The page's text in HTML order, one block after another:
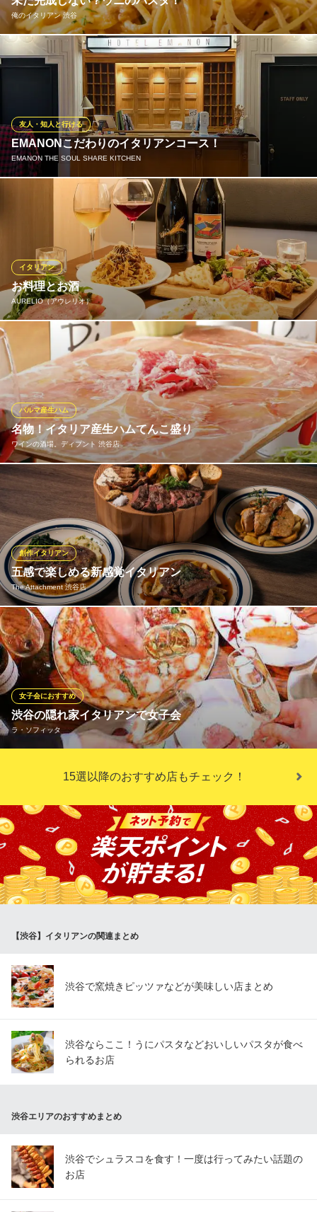
goo ITALIANO グーイタリアーノ 渋谷本店
イタリアンレストラン
ＪＲ渋谷駅東口 徒歩5分
東京都渋谷区渋谷1-11-3 第一小山ビル1F
俺のイタリアン 渋谷
渡伊して星付きレストランで修業したのち、恵比寿の老舗イタリ
アンなどで料理長を歴任したシェフが全てのお店で提供してきた
ウニのパスタ！未だに進化し続けるこだわりの味は「俺のイタリ
アン 渋谷」でお召し上がりいただけます♪イタリアンの神髄とも
言えるこだわりのパスタをぜひご堪能ください！
俺のイタリアン 渋谷
窯焼きピッツァが自慢！
ＪＲ渋谷駅 徒歩4分
東京都渋谷区宇田川町12-7 渋谷エメラルドビル2F
EMANONこだわりのイタリアンコース！
EMANON THE SOUL SHARE KITCHEN
友人・知人と行ける
EMANONがご提供するお洒落なイタリアンをお得に楽しめるコー
スを、多数ご用意しております！こだわりの食材のみを使用した
当店自慢のコース料理をぜひご堪能ください♪料理はもちろんドリ
ンクも種類豊富にご用意致しておりますので様々なシーンでご利
用ください！！
EMANON THE SOUL SHARE KITCHEN
貸切 イタリアン 個室
地下鉄銀座線渋谷駅 徒歩9分
東京都渋谷区南平台町7-1
お料理とお酒
AURELIO（アウレリオ）
イタリアン
イタリアで出会った自然派ワインと手打ちパスタを中心とした各
州に渡る郷土料理。
AURELIO（アウレリオ）
イタリア郷土料理を堪能
京王井の頭線神泉駅 徒歩1分
東京都渋谷区円山町16-1
名物！イタリア産生ハムてんこ盛り
ワインの酒場。ディプント 渋谷店
パルマ産生ハム
イタリア産とスペイン産の上質な生ハムとサラミをぎっしりと敷
き詰め、てんこ盛りでご提供！見た目のインパクト大！ほどよい
塩気がワインにピッタリの逸品です。3名様以上向けのレギュラー
サイズ以外に、2名様用のハーフサイズもご用意しております。野
菜やバゲットと一緒にご堪能ください。添えてあるぶどうでお口
直しも♪
ワインの酒場。ディプント 渋谷店
ワインの酒場
ＪＲ渋谷駅 徒歩1分
東京都渋谷区道玄坂1-6-9 ILA道玄坂ビル2・3F
五感で楽しめる新感覚イタリアン
The Attachment 渋谷店
創作イタリアン
美しく鮮やかな盛り付けがお客様の視覚までも魅了。伝統的な味
わいに新たな息吹を吹き込み、素材を活かした創作料理がたくさ
んお出迎え。イタリアを感じるこだわりの逸品をお試しくださ
い。名物の「溶岩パスタ」をはじめ、前菜やサラダなども種類豊
富。お得な飲み放題付コースも3種ございますのでぜひご利用くだ
さい。
The Attachment 渋谷店
ＪＲ渋谷駅 徒歩4分
東京都渋谷区渋谷3-27-11 6F
渋谷の隠れ家イタリアンで女子会
ラ・ソフィッタ
女子会におすすめ
『La SOFFITTA』女子会におすすめのお店♪コースは本格薪窯ピ
ッツァはもちろん、とろける生ハムなど、嬉しい大満足のお料理
べたい方におすすめ！塊リブロースステーキコース では1kgの塊
り肉をメインに多彩なお料理をご堪能頂けます！
ラ・ソフィッタ
渋谷 ビストロ バル
ＪＲ渋谷駅 徒歩5分
15選以降のおすすめ店もチェック！
【渋谷】イタリアンの関連まとめ
渋谷で窯焼きピッツァなどが美味しい店まとめ
渋谷ならここ！うにパスタなどおいしいパスタが食べ
られるお店
渋谷エリアのおすすめまとめ
渋谷でシュラスコを食す！一度は行ってみたい話題の
お店